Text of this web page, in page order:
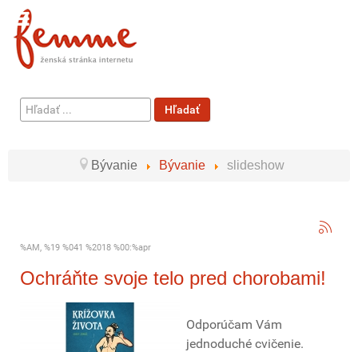
Hľadať
...
Hľadať
Bývanie Bývanie slideshow
%AM, %19 %041 %2018 %00:%apr
Ochráňte svoje telo pred chorobami!
Odporúčam Vám
jednoduché cvičenie.